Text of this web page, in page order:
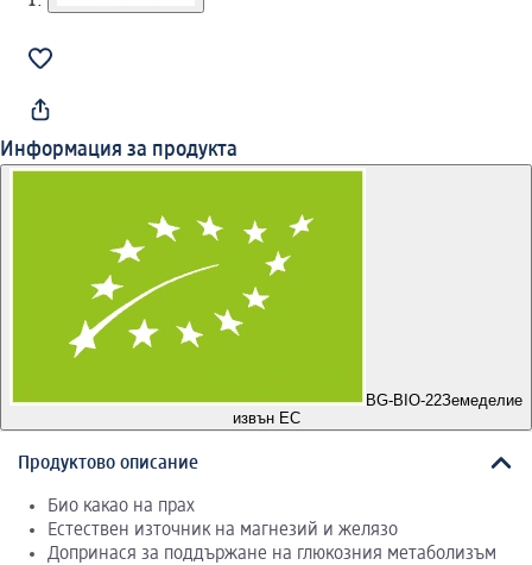
Информация за продукта
BG-BIO-22Земеделие
извън ЕС
Продуктово описание
Био какао на прах
Естествен източник на магнезий и желязо
Допринася за поддържане на глюкозния метаболизъм